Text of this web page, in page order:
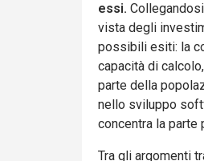
essi.
vista degli
possibili esiti: la
capacità di
parte della
nello sviluppo
concentra la parte
Tra gli argomenti